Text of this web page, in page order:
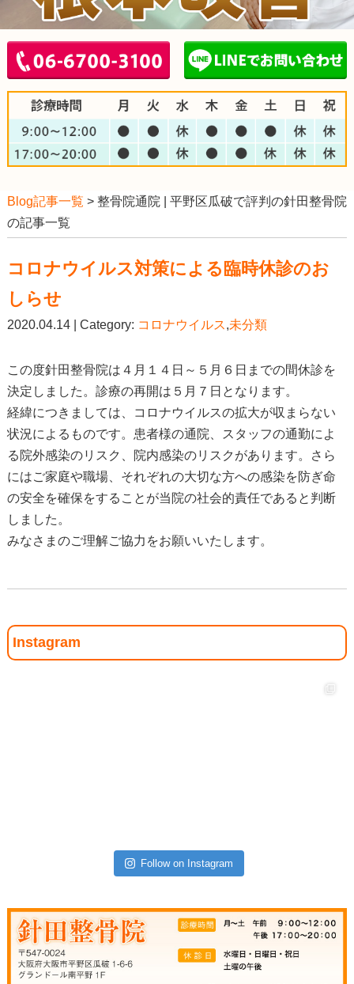
Blog記事一覧 > 整骨院通院 | 平野区瓜破で評判の針田整骨院
の記事一覧
コロナウイルス対策による臨時休診のお
しらせ
2020.04.14 | Category: コロナウイルス,未分類
この度針田整骨院は４月１４日～５月６日までの間休診を
決定しました。診療の再開は５月７日となります。
経緯につきましては、コロナウイルスの拡大が収まらない
状況によるものです。患者様の通院、スタッフの通勤によ
る院外感染のリスク、院内感染のリスクがあります。さら
にはご家庭や職場、それぞれの大切な方への感染を防ぎ命
の安全を確保をすることが当院の社会的責任であると判断
しました。
みなさまのご理解ご協力をお願いいたします。
Instagram
Follow on Instagram